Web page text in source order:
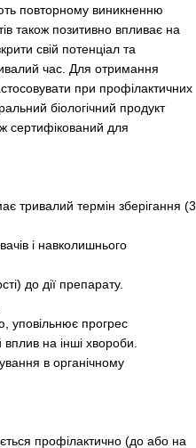
повторному виникненню
також позитивно впливає на
свій потенціал та
час. Для отримання
при профілактичних
біологічний продукт
сертифікований для
тривалий термін зберігання (3
і навколишнього
до дії препарату.
уповільнює прогрес
на інші хвороби.
в органічному
профілактично (до або на